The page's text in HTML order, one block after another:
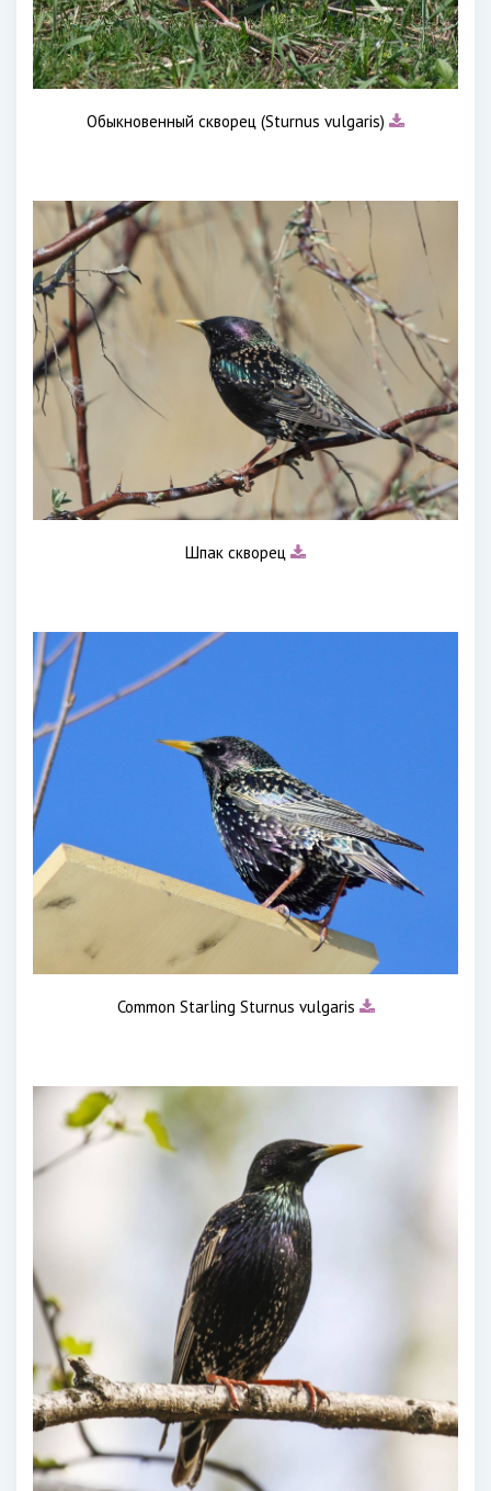
Обыкновенный скворец (Sturnus vulgaris)
Шпак скворец
Common Starling Sturnus vulgaris